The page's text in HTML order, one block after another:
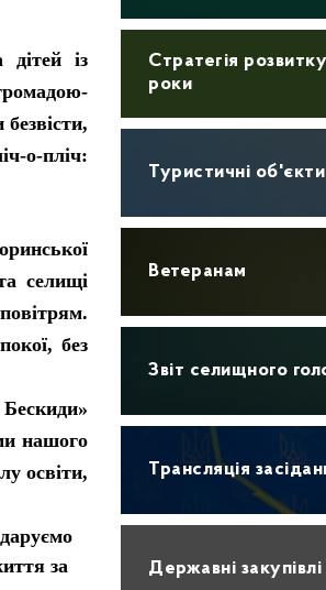
із
о-пліч:
селищі
без
нашого
освіти,
за
Стратегія
роки
Туристичні об'єкти
Ветеранам
Звіт селищного
Трансляція
Державні